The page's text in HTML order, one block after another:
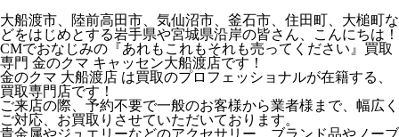
大船渡市、陸前高田市、気仙沼市、釜石市、住田町、大槌町な
どをはじめとする岩手県や宮城県沿岸の皆さん、こんにちは！
CMでおなじみの『あれもこれもそれも売ってください』買取
専門 金のクマ キャッセン大船渡店です！
金のクマ 大船渡店 は買取のプロフェッショナルが在籍する、
買取専門店です！
ご来店の際、予約不要で一般のお客様から業者様まで、幅広く
ご対応、お買取りさせていただいております。
貴金属やジュエリーなどのアクセサリー、ブランド品やノーブ